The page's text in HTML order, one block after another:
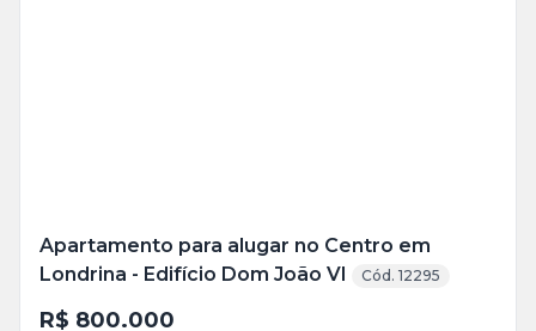
Apartamento para alugar no Centro em
Londrina - Edifício Dom João VI
Cód. 12295
R$ 800.000